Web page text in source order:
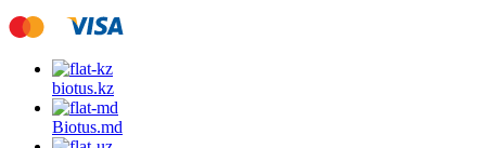
biotus.kz
Biotus.md